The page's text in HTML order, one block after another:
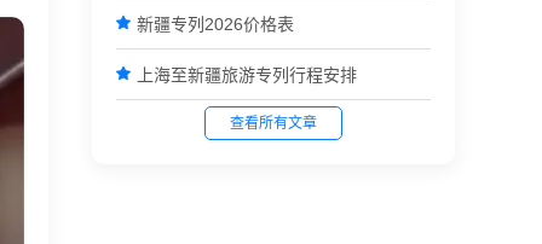
 新疆专列2026价格表
 上海至新疆旅游专列行程安排
查看所有文章